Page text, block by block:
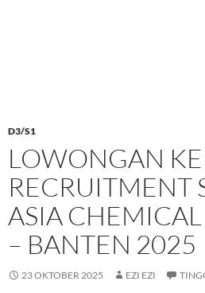
D3/S1
LOWONGAN
RECRUITMENT
ASIA
– BANTEN 2025
23 OKTOBER 2025 EZI EZI